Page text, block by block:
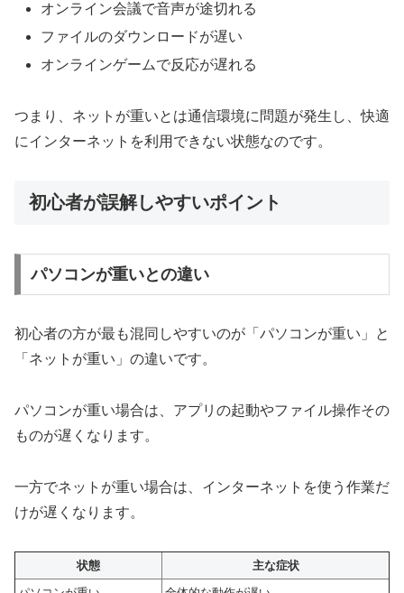
オンライン会議で音声が途切れる
ファイルのダウンロードが遅い
オンラインゲームで反応が遅れる
つまり、ネットが重いとは通信環境に問題が発生し、快適
にインターネットを利用できない状態なのです。
初心者が誤解しやすいポイント
パソコンが重いとの違い
初心者の方が最も混同しやすいのが「パソコンが重い」と
「ネットが重い」の違いです。
パソコンが重い場合は、アプリの起動やファイル操作その
ものが遅くなります。
一方でネットが重い場合は、インターネットを使う作業だ
けが遅くなります。
状態
主な症状